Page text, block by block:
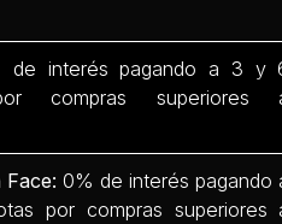
de interés pagando a 3 y
compras superiores
0% de interés pagando
por compras superiores